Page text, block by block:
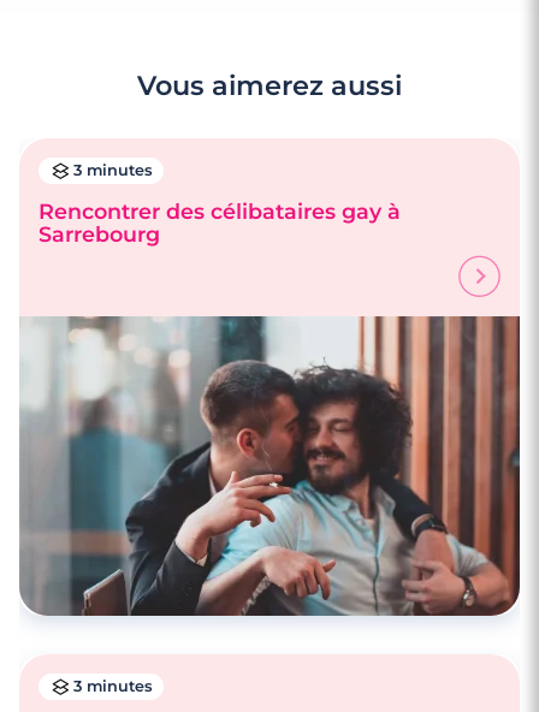
Vous aimerez aussi
3 minutes
Rencontrer des célibataires gay à
Sarrebourg
3 minutes